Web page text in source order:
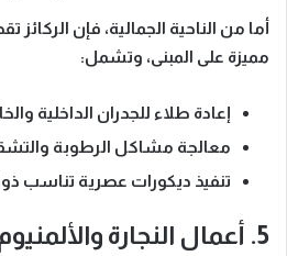
أما من الناحية الجمالية، فإن الركائز
مميزة على المبنى، وتشمل:
إعادة طلاء للجدران الداخلية
معالجة مشاكل الرطوبة
تنفيذ ديكورات عصرية تناسب
5. أعمال النجارة والألمنيوم